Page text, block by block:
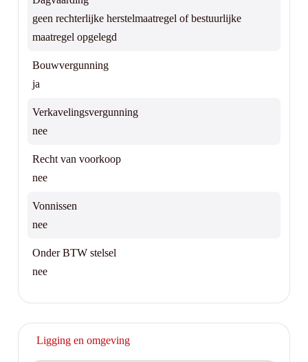
geen rechterlijke herstelmaatregel of bestuurlijke
maatregel opgelegd
Bouwvergunning
ja
Verkavelingsvergunning
nee
Recht van voorkoop
nee
Vonnissen
nee
Onder BTW stelsel
nee
Ligging en omgeving